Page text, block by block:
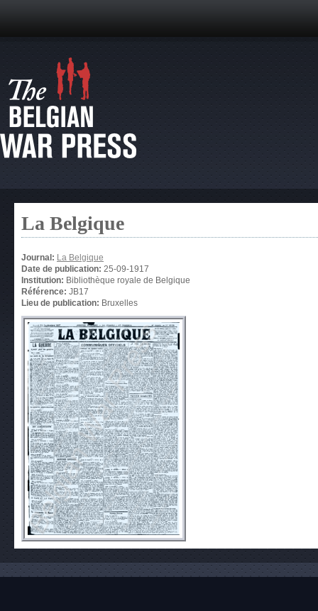
La Belgique
Journal: La Belgique
Date de publication: 25-09-1917
Institution: Bibliothèque royale de Belgique
Référence: JB17
Lieu de publication: Bruxelles